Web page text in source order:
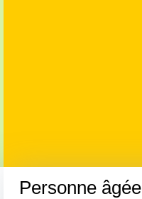
Personne âgée